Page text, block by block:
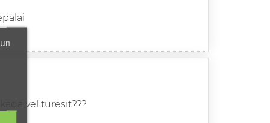
vel turesit???